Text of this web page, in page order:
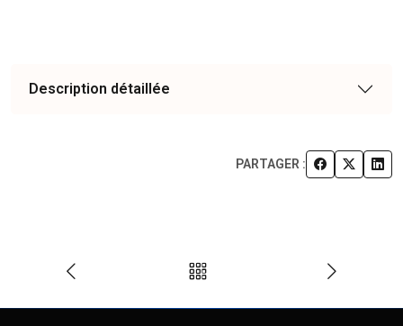
Description détaillée
PARTAGER :